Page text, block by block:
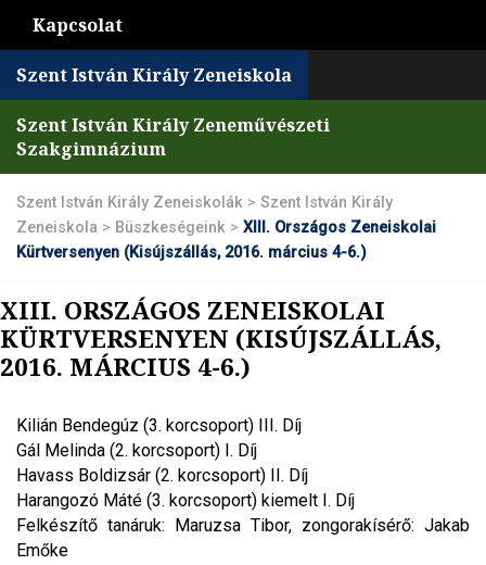
Kapcsolat
Szent István Király Zeneiskola
Szent István Király Zeneművészeti
Szakgimnázium
Szent István Király Zeneiskolák > Szent István Király
Zeneiskola > Büszkeségeink > XIII. Országos Zeneiskolai
Kürtversenyen (Kisújszállás, 2016. március 4-6.)
XIII. ORSZÁGOS ZENEISKOLAI
KÜRTVERSENYEN (KISÚJSZÁLLÁS,
2016. MÁRCIUS 4-6.)
Kilián Bendegúz (3. korcsoport) III. Díj
Gál Melinda (2. korcsoport) I. Díj
Havass Boldizsár (2. korcsoport) II. Díj
Harangozó Máté (3. korcsoport) kiemelt I. Díj
Felkészítő tanáruk: Maruzsa Tibor, zongorakísérő: Jakab
Emőke